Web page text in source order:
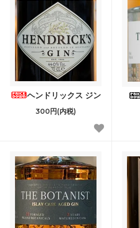
ヘンドリックス ジン
300円(内税)